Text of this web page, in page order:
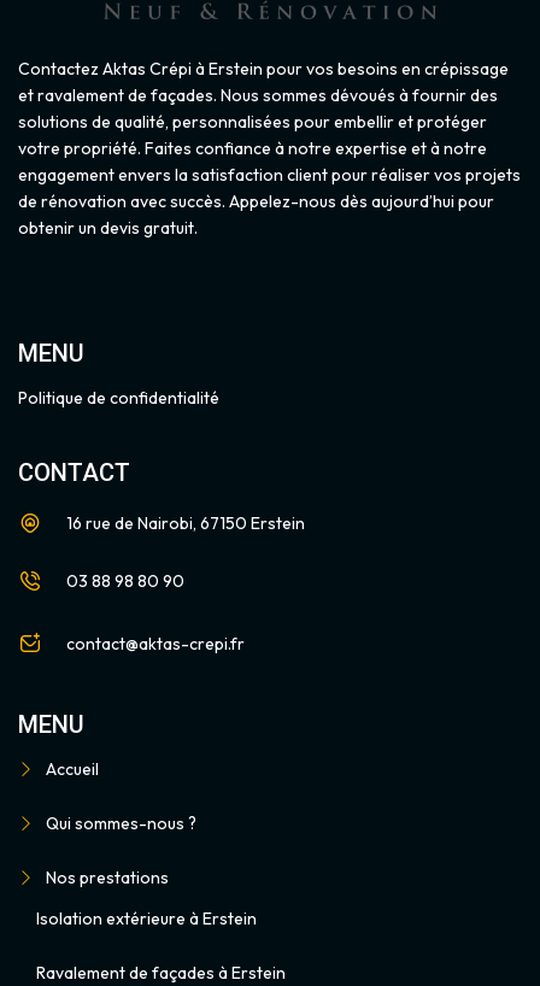
Contactez Aktas Crépi à Erstein pour vos besoins en crépissage
et ravalement de façades. Nous sommes dévoués à fournir des
solutions de qualité, personnalisées pour embellir et protéger
votre propriété. Faites confiance à notre expertise et à notre
engagement envers la satisfaction client pour réaliser vos projets
de rénovation avec succès. Appelez-nous dès aujourd’hui pour
obtenir un devis gratuit.
MENU
Politique de confidentialité
CONTACT
16 rue de Nairobi, 67150 Erstein
03 88 98 80 90
contact@aktas-crepi.fr
MENU
Accueil
Qui sommes-nous ?
Nos prestations
Isolation extérieure à Erstein
Ravalement de façades à Erstein